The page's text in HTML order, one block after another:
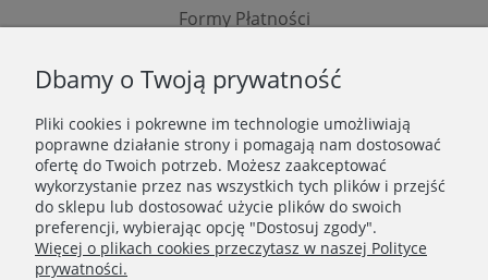
Formy Płatności
Zwroty I Reklamacje
POLITYKA PRYWATNOŚCI
O NAS
KONTAKT
Dbamy o Twoją prywatność
Pliki cookies i pokrewne im technologie umożliwiają
poprawne działanie strony i pomagają nam dostosować
ofertę do Twoich potrzeb. Możesz zaakceptować
wykorzystanie przez nas wszystkich tych plików i przejść
do sklepu lub dostosować użycie plików do swoich
preferencji, wybierając opcję "Dostosuj zgody".
Więcej o plikach cookies przeczytasz w naszej Polityce
prywatności.